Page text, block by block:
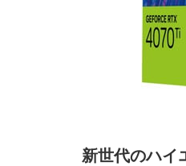
新世代のハイ